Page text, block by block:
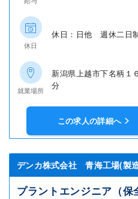
休日
休日：日他 週休二日
就業場所
新潟県上越市下名柄
分
この求人の詳細へ
デンカ株式会社 青海工場(製
プラントエンジニア（保